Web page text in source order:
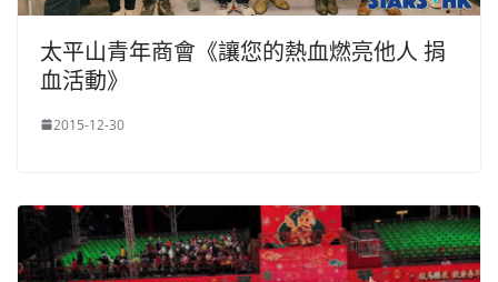
太平山青年商會《讓您的熱血燃亮他人 捐
血活動》
2015-12-30